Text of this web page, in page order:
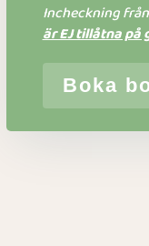
Incheckning
är EJ tillåtna på
Boka